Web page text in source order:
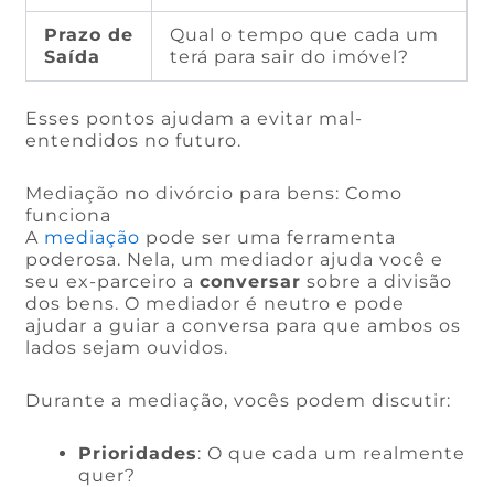
Prazo de
Saída
Qual o tempo que cada um
terá para sair do imóvel?
Esses pontos ajudam a evitar mal-
entendidos no futuro.
Mediação no divórcio para bens: Como
funciona
A mediação pode ser uma ferramenta
poderosa. Nela, um mediador ajuda você e
seu ex-parceiro aconversar sobre a divisão
dos bens. O mediador é neutro e pode
ajudar a guiar a conversa para que ambos os
lados sejam ouvidos.
Durante a mediação, vocês podem discutir:
Prioridades: O que cada um realmente
quer?